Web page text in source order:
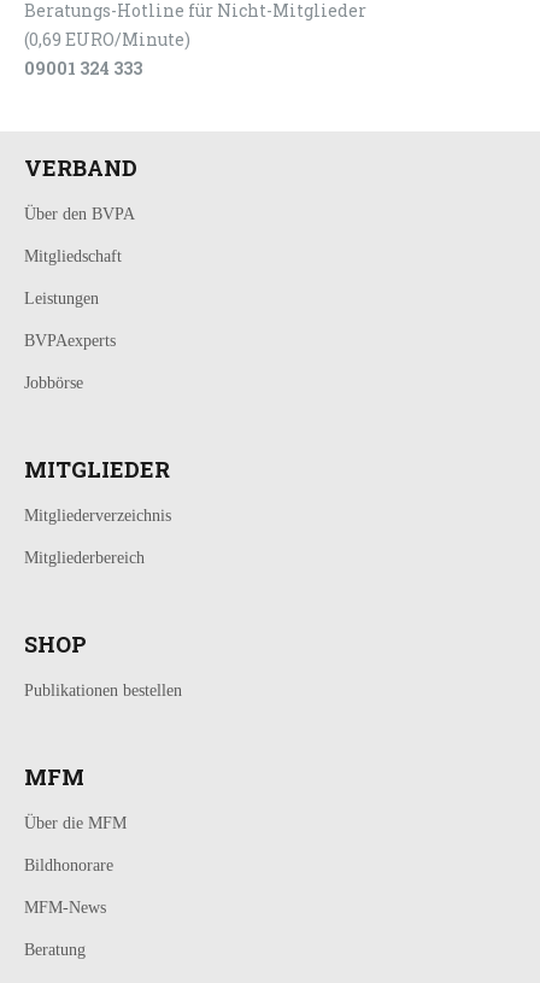
Beratungs-Hotline für Nicht-Mitglieder
(0,69 EURO/Minute)
09001 324 333
VERBAND
Über den BVPA
Mitgliedschaft
Leistungen
BVPAexperts
Jobbörse
MITGLIEDER
Mitgliederverzeichnis
Mitgliederbereich
SHOP
Publikationen bestellen
MFM
Über die MFM
Bildhonorare
MFM-News
Beratung